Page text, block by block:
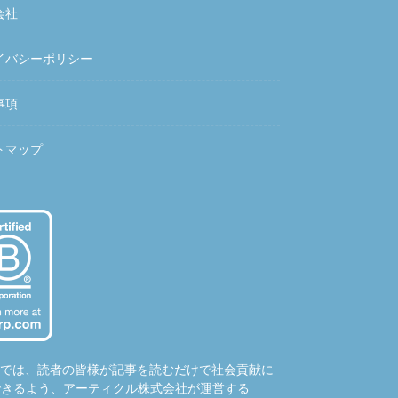
社
バシーポリシー
項
マップ
は、読者の皆様が記事を読むだけで社会貢献に
るよう、アーティクル株式会社が運営する